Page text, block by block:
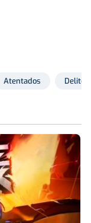
Atentados Delitos